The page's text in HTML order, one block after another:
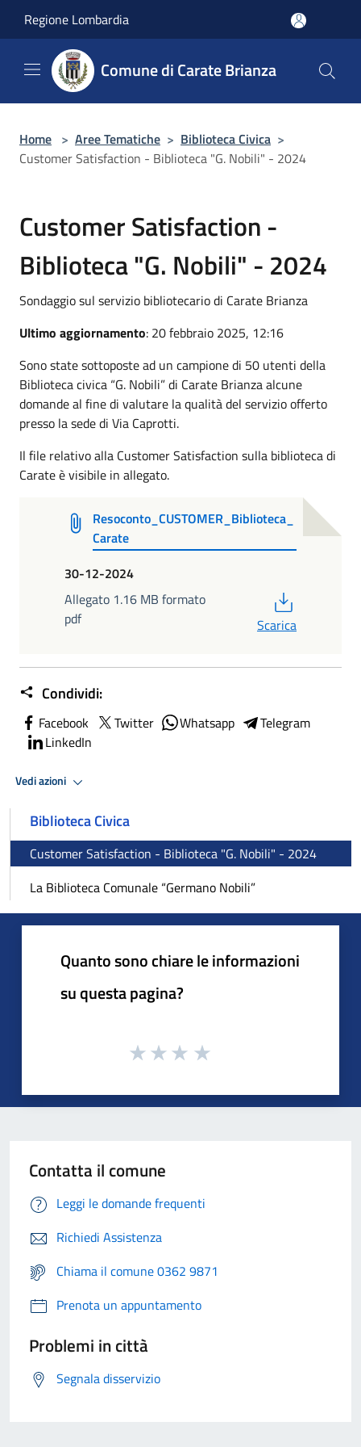
Regione Lombardia
Comune di Carate Brianza
Home > Aree Tematiche > Biblioteca Civica >
Customer Satisfaction - Biblioteca "G. Nobili" - 2024
Customer Satisfaction -
Biblioteca "G. Nobili" - 2024
Sondaggio sul servizio bibliotecario di Carate Brianza
Ultimo aggiornamento: 20 febbraio 2025, 12:16
Sono state sottoposte ad un campione di 50 utenti della
Biblioteca civica “G. Nobili” di Carate Brianza alcune
domande al fine di valutare la qualità del servizio offerto
presso la sede di Via Caprotti.
Il file relativo alla Customer Satisfaction sulla biblioteca di
Carate è visibile in allegato.
Resoconto_CUSTOMER_Biblioteca_
Carate
30-12-2024
Allegato 1.16 MB formato
pdf
Scarica
Condividi:
Facebook Twitter Whatsapp
Telegram
LinkedIn
Vedi azioni
Biblioteca Civica
Customer Satisfaction - Biblioteca "G. Nobili" - 2024
La Biblioteca Comunale “Germano Nobili”
Quanto sono chiare le informazioni
su questa pagina?
Contatta il comune
Leggi le domande frequenti
Richiedi Assistenza
Chiama il comune 0362 9871
Prenota un appuntamento
Problemi in città
Segnala disservizio